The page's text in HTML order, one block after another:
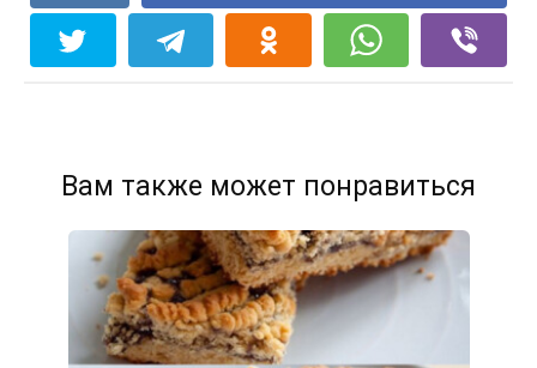
Вам также может понравиться